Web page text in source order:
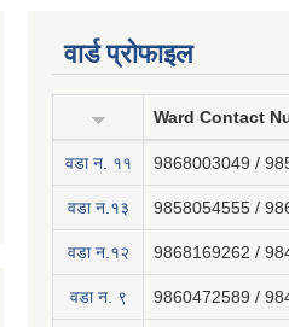
वार्ड प्रोफाइल
Ward Contact
वडा न‍. ११ 9868003049 /
वडा न.१३ 9858054555 /
वडा न.१२ 9868169262 /
वडा न. ९ 9860472589 /